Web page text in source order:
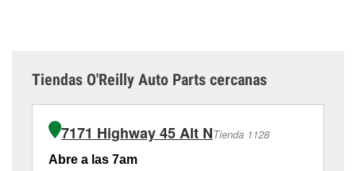
Tiendas O'Reilly Auto Parts cercanas
7171 Highway 45 Alt NTienda 1128
Abre a las 7am